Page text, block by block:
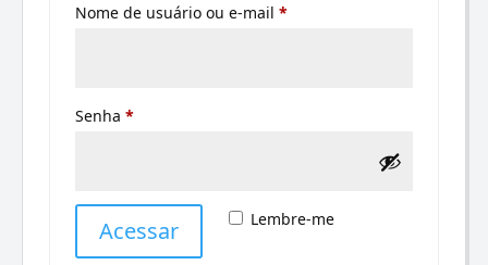
Nome de usuário ou e-mail *Obrigatório
Senha *Obrigatório
Lembre-me
Acessar